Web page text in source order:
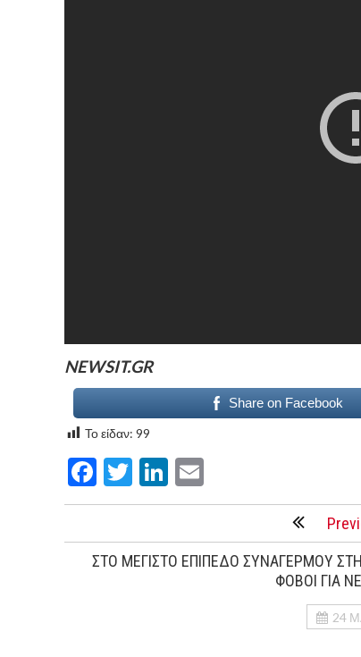
NEWSIT.GR
Share on Facebook
Το είδαν: 99
Facebook
TwitterLinkedIn
ΣΤΟ ΜΕΓΙΣΤΟ ΕΠΙΠΕΔΟ ΣΥΝΑΓΕΡΜΟΥ
ΦΟΒΟΙ ΓΙΑ
24